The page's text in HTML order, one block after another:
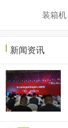
装箱机
新闻资讯